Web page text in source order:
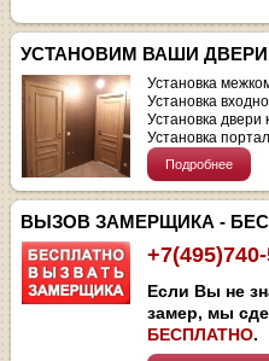
УСТАНОВИМ ВАШИ
Установка
Установка
Установка двери
Установка
Подробнее
ВЫЗОВ ЗАМЕРЩИКА -
Если Вы не
замер, мы
БЕСПЛАТНО.